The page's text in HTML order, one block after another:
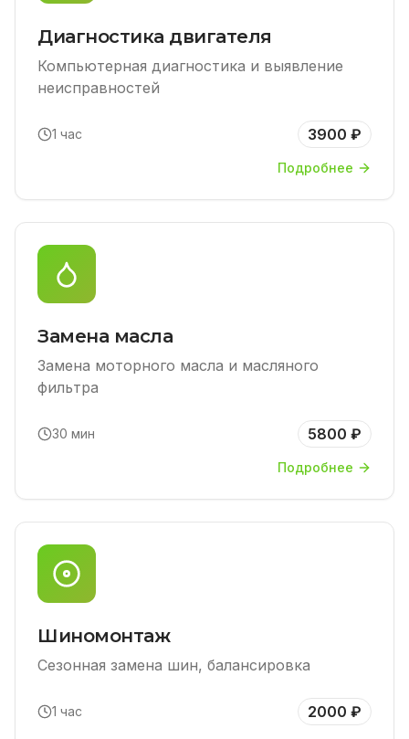
Диагностика двигателя
Компьютерная диагностика и выявление
неисправностей
1 час 3900 ₽
Подробнее
Замена масла
Замена моторного масла и масляного
фильтра
30 мин 5800 ₽
Подробнее
Шиномонтаж
Сезонная замена шин, балансировка
1 час 2000 ₽